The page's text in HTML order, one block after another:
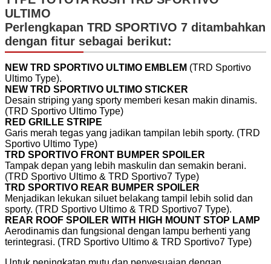
ULTIMO
Perlengkapan TRD SPORTIVO 7 ditambahkan
dengan fitur sebagai berikut:
NEW TRD SPORTIVO ULTIMO EMBLEM (TRD Sportivo
Ultimo Type).
NEW TRD SPORTIVO ULTIMO STICKER
Desain striping yang sporty memberi kesan makin dinamis.
(TRD Sportivo Ultimo Type)
RED GRILLE STRIPE
Garis merah tegas yang jadikan tampilan lebih sporty. (TRD
Sportivo Ultimo Type)
TRD SPORTIVO FRONT BUMPER SPOILER
Tampak depan yang lebih maskulin dan semakin berani.
(TRD Sportivo Ultimo & TRD Sportivo7 Type)
TRD SPORTIVO REAR BUMPER SPOILER
Menjadikan lekukan siluet belakang tampil lebih solid dan
sporty. (TRD Sportivo Ultimo & TRD Sportivo7 Type).
REAR ROOF SPOILER WITH HIGH MOUNT STOP LAMP
Aerodinamis dan fungsional dengan lampu berhenti yang
terintegrasi. (TRD Sportivo Ultimo & TRD Sportivo7 Type)